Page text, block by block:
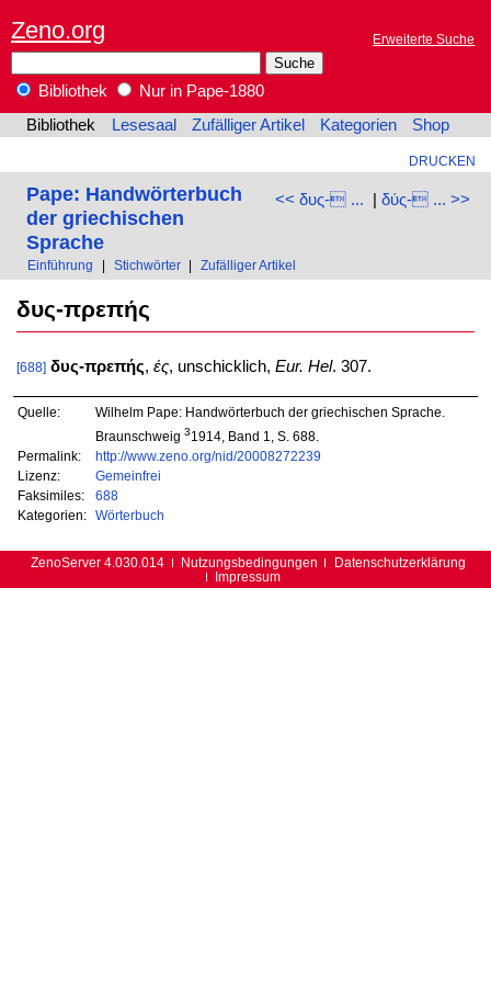
Zeno.org Erweiterte Suche
Bibliothek
Nur in Pape-1880
Bibliothek
Lesesaal Zufälliger Artikel Kategorien Shop
DRUCKEN
<< δυς- ... | δύς- ... >>
Pape: Handwörterbuch
der griechischen
Sprache
Einführung Stichwörter Zufälliger Artikel
δυς-πρεπής
[688] δυς-πρεπής, ές, unschicklich, Eur. Hel. 307.
Quelle:
Wilhelm Pape: Handwörterbuch der griechischen Sprache.
Braunschweig 31914, Band 1, S. 688.
Permalink:
http://www.zeno.org/nid/20008272239
Lizenz:
Gemeinfrei
Faksimiles:
688
Kategorien:
Wörterbuch
ZenoServer 4.030.014 Nutzungsbedingungen
Datenschutzerklärung
Impressum